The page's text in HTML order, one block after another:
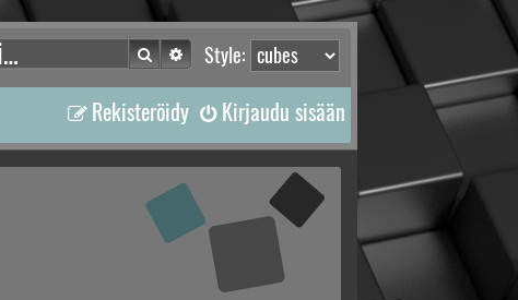
Style:
Etsi Tarkennettu haku
Kirjaudu sisään
Rekisteröidy